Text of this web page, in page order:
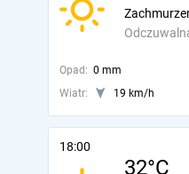
Opad: 0 mm
Wiatr:
19 km/h
18:00
32°C